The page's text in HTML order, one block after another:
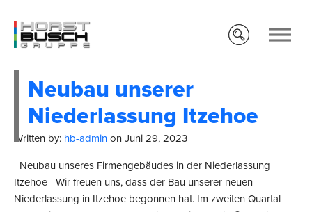
Neubau unserer
Niederlassung Itzehoe
Written by: hb-admin on Juni 29, 2023
Neubau unseres Firmengebäudes in der Niederlassung
Itzehoe Wir freuen uns, dass der Bau unserer neuen
Niederlassung in Itzehoe begonnen hat. Im zweiten Quartal